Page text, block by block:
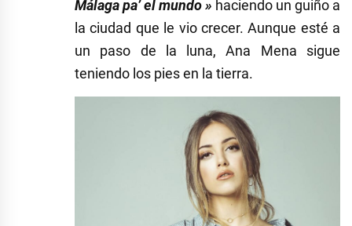
Málaga pa’ el mundo » haciendo un guiño a
la ciudad que le vio crecer. Aunque esté a
un paso de la luna, Ana Mena sigue
teniendo los pies en la tierra.